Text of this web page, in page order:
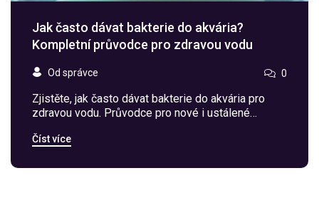
Jak často dávat bakterie do akvária?
Kompletní průvodce pro zdravou vodu
Od správce 0
Zjistěte, jak často dávat bakterie do akvária pro
zdravou vodu. Průvodce pro nové i ustálené
Číst více